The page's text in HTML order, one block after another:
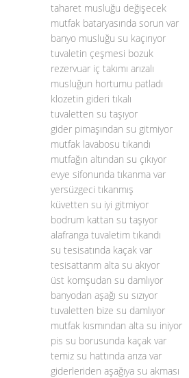
taharet musluğu değişecek
mutfak bataryasında sorun var
banyo musluğu su kaçırıyor
tuvaletin çeşmesi bozuk
rezervuar iç takımı arızalı
musluğun hortumu patladı
klozetin gideri tıkalı
tuvaletten su taşıyor
gider pimaşından su gitmiyor
mutfak lavabosu tıkandı
mutfağın altından su çıkıyor
evye sifonunda tıkanma var
yersüzgeci tıkanmış
küvetten su iyi gitmiyor
bodrum kattan su taşıyor
alafranga tuvaletim tıkandı
su tesisatında kaçak var
tesisattanm alta su akıyor
üst komşudan su damlıyor
banyodan aşağı su sızıyor
tuvaletten bize su damlıyor
mutfak kısmından alta su iniyor
pis su borusunda kaçak var
temiz su hattında arıza var
giderleriden aşağıya su akması